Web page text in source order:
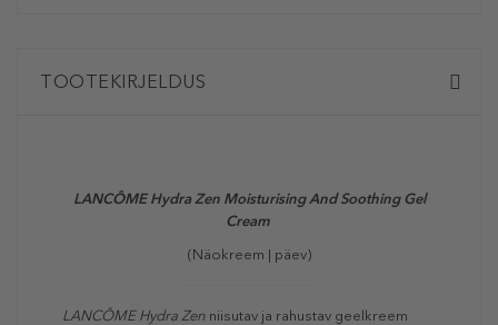
TOOTEKIRJELDUS
LANCÔME Hydra Zen Moisturising And Soothing Gel
Cream
(Näokreem | päev)
LANCÔME Hydra Zen niisutav ja rahustav geelkreem